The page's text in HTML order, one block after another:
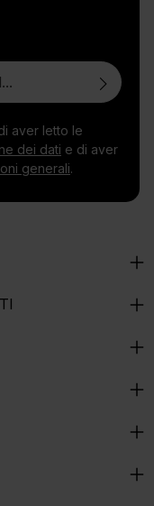
aver letto le
dei dati e di aver
generali.